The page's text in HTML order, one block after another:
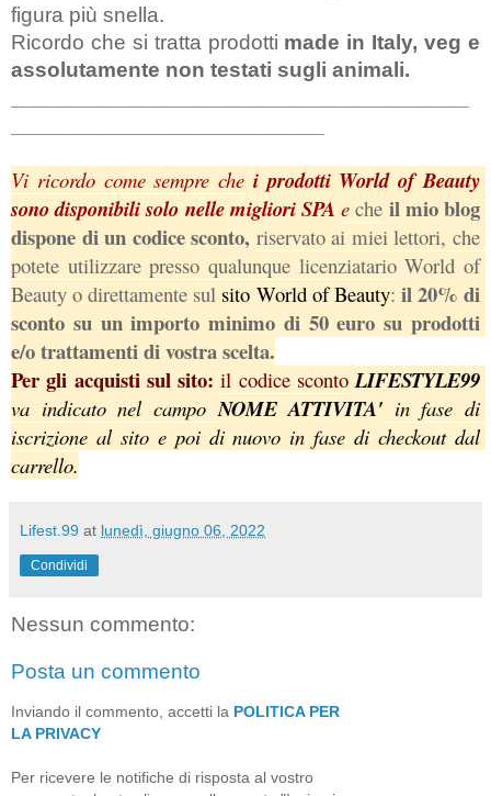
figura più snella.
Ricordo che si tratta prodotti made in Italy, veg e
assolutamente non testati sugli animali.
Vi ricordo come sempre che i prodotti World of Beauty
sono disponibili solo nelle migliori SPA e che il mio blog
dispone di un codice sconto, riservato ai miei lettori, che
potete utilizzare presso qualunque licenziatario World of
Beauty o direttamente sul sito World of Beauty: il 20% di
sconto su un importo minimo di 50 euro su prodotti
e/o trattamenti di vostra scelta.
Per gli acquisti sul sito: il codice sconto
va indicato nel campo NOME ATTIVITA' in fase di
iscrizione al sito e poi di nuovo in fase di checkout dal
carrello.
Lifest.99 at lunedì, giugno 06, 2022
Condividi
Nessun commento:
Posta un commento
Inviando il commento, accetti la POLITICA PER
LA PRIVACY
Per ricevere le notifiche di risposta al vostro